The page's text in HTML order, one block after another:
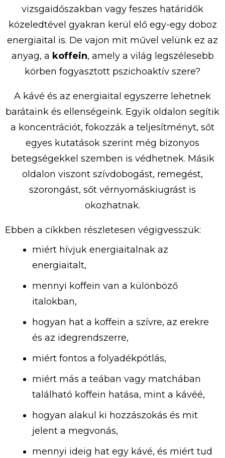
vizsgaidőszakban vagy feszes határidők
közeledtével gyakran kerül elő egy-egy doboz
energiaital is. De vajon mit művel velünk ez az
anyag, a koffein, amely a világ legszélesebb
körben fogyasztott pszichoaktív szere?
A kávé és az energiaital egyszerre lehetnek
barátaink és ellenségeink. Egyik oldalon segítik
a koncentrációt, fokozzák a teljesítményt, sőt
egyes kutatások szerint még bizonyos
betegségekkel szemben is védhetnek. Másik
oldalon viszont szívdobogást, remegést,
szorongást, sőt vérnyomáskiugrást is
okozhatnak.
Ebben a cikkben részletesen végigvesszük:
miért hívjuk energiaitalnak az
energiaitalt,
mennyi koffein van a különböző
italokban,
hogyan hat a koffein a szívre, az erekre
és az idegrendszerre,
miért fontos a folyadékpótlás,
miért más a teában vagy matchában
található koffein hatása, mint a kávéé,
hogyan alakul ki hozzászokás és mit
jelent a megvonás,
mennyi ideig hat egy kávé, és miért tud